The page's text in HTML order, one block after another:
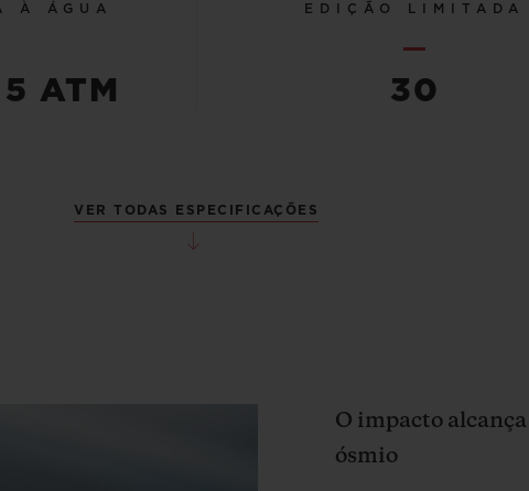
À ÁGUA
ATM
EDIÇÃO LIMITADA
30
VER TODAS ESPECIFICAÇÕES
O impacto
ósmio